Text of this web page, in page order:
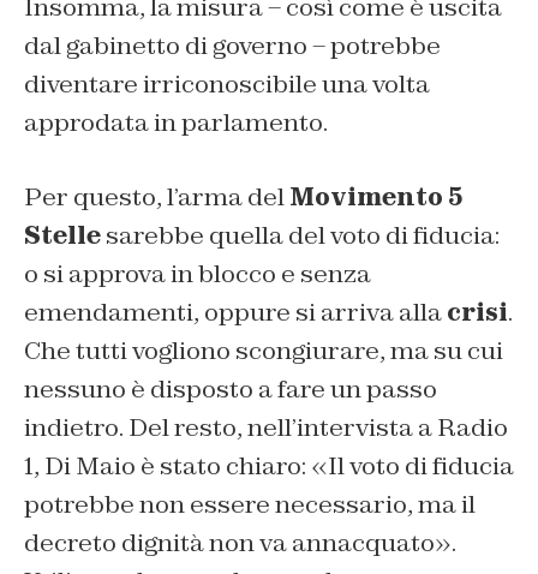
Insomma, la misura – così come è uscita
dal gabinetto di governo – potrebbe
diventare irriconoscibile una volta
approdata in parlamento.
Per questo, l’arma delMovimento 5
Stellesarebbe quella del voto di fiducia:
o si approva in blocco e senza
emendamenti, oppure si arriva allacrisi.
Che tutti vogliono scongiurare, ma su cui
nessuno è disposto a fare un passo
indietro. Del resto, nell’intervista aRadio
1, Di Maio è stato chiaro: «Il voto di fiducia
potrebbe non essere necessario, ma il
decreto dignità non va annacquato».